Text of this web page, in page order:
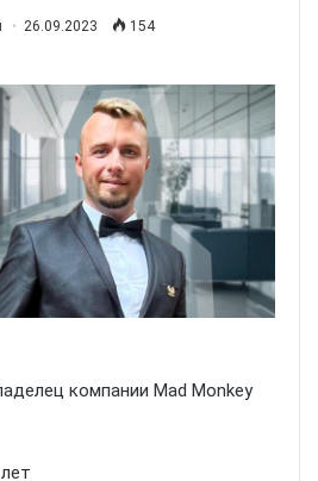
26.09.2023
154
компании Mad Monkey